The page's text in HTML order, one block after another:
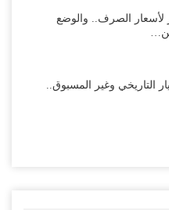
لأسعار الصرف.. والوضع
التاريخي وغير المسبوق..